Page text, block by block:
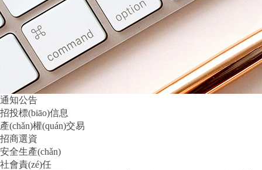
通知公告
招投標(biāo)信息
產(chǎn)權(quán)交易
招商選資
安全生產(chǎn)
社會責(zé)任